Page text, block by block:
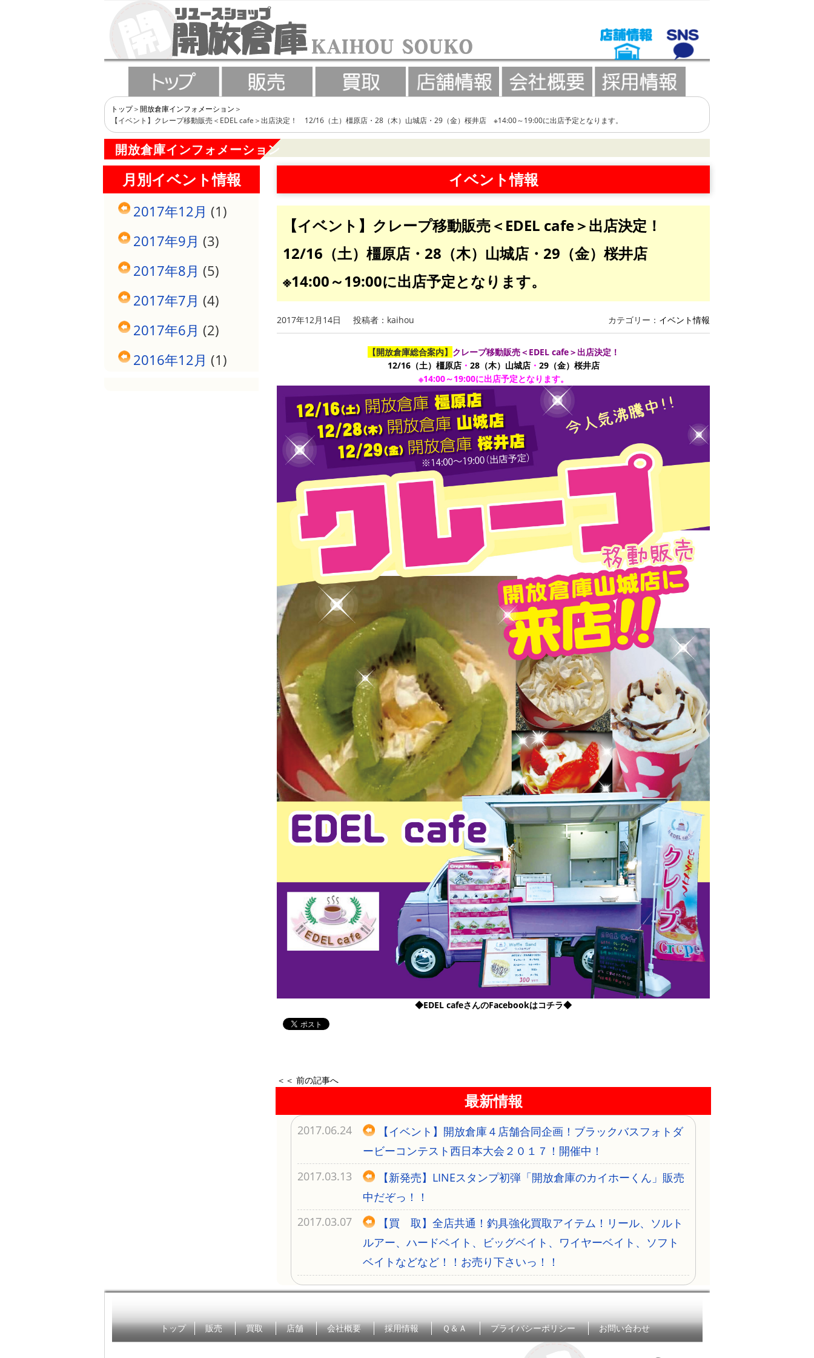
トップ
開放倉庫インフォメーション
【イベント】クレープ移動販売＜EDEL cafe＞出店決定！ 12/16（土）橿原店・28（木）山城店・29（金）桜井店 ※14:00～19:00に出店予定となります。
開放倉庫インフォメーション
イベント情報
【イベント】クレープ移動販売＜EDEL cafe＞出店決定！
12/16（土）橿原店・28（木）山城店・29（金）桜井店
※14:00～19:00に出店予定となります。
2017年12月14日 投稿者：kaihou カテゴリー： イベント情報
【開放倉庫総合案内】 クレープ移動販売＜EDEL cafe＞出店決定！
12/16（土）橿原店・ 28（木）山城店・ 29（金）桜井店
※14:00～19:00に出店予定となります。
◆EDEL cafeさんのFacebookはコチラ◆
＜＜ 前の記事へ
最新情報
2017.06.24
【イベント】開放倉庫４店舗合同企画！ブラックバスフォトダ
ービーコンテスト西日本大会２０１７！開催中！
2017.03.13
【新発売】LINEスタンプ初弾「開放倉庫のカイホーくん」販売
中だぞっ！！
2017.03.07
【買 取】全店共通！釣具強化買取アイテム！リール、ソルト
ルアー、ハードベイト、ビッグベイト、ワイヤーベイト、ソフト
ベイトなどなど！！お売り下さいっ！！
月別イベント情報
2017年12月 (1)
2017年9月 (3)
2017年8月 (5)
2017年7月 (4)
2017年6月 (2)
2016年12月 (1)
トップ 販売 買取 店舗 会社概要 採用情報 Ｑ＆Ａ プライバシーポリシー お問い合わせ